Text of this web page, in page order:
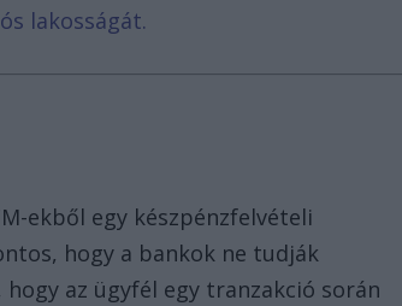
lakosságát.
ekből egy készpénzfelvételi
hogy a bankok ne tudják
az ügyfél egy tranzakció során